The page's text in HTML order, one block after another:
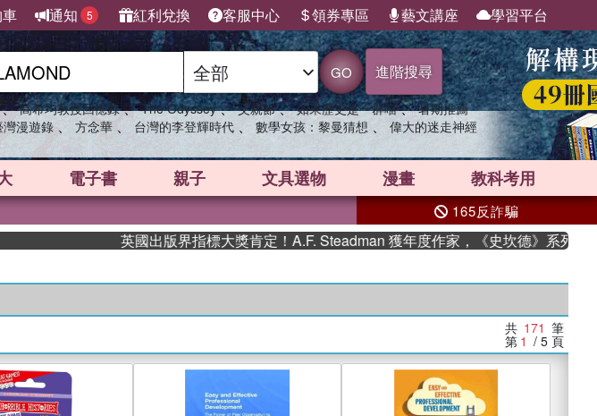
通知 5 紅利兌換 客服中心 領券專區 藝文講座 學習平台
GO 進階搜尋
、 高希均教授回憶錄 、 The Odyssey 、 父親節 、 如果歷史是一群喵 、 暑期推薦
漫遊錄 、 方念華 、 台灣的李登輝時代 、 數學女孩：黎曼猜想 、 偉大的迷走神經
電子書 親子 文具選物 漫畫 教科考用
165反詐騙
英國出版界指標大獎肯定！A.F. Steadman 獲年度作家，《史坎德》系列帶你踏上
共 171 筆
第 1 / 5 頁